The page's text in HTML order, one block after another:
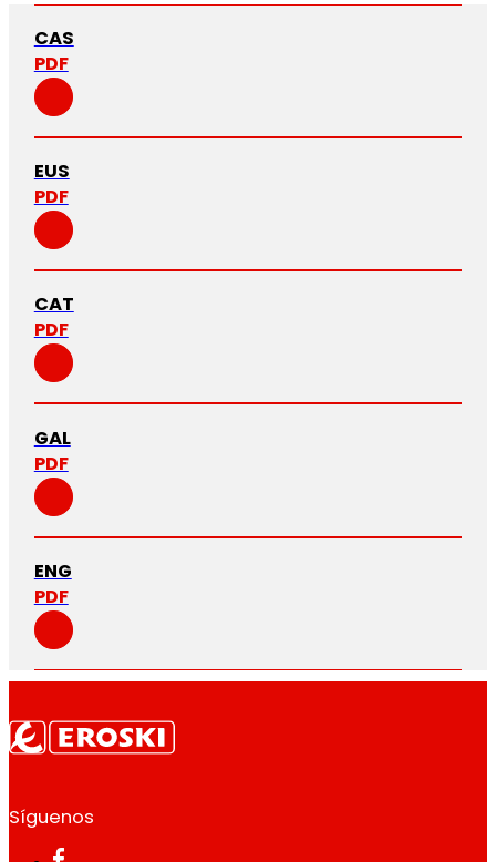
CAS
PDF
EUS
PDF
CAT
PDF
GAL
PDF
ENG
PDF
Síguenos